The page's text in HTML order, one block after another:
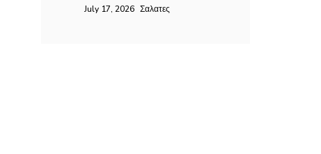
July 17, 2026 Σαλατες